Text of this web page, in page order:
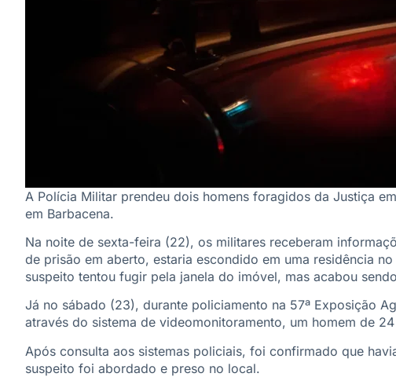
A Polícia Militar prendeu dois homens foragidos da Justiça
em Barbacena.
Na noite de sexta-feira (22), os militares receberam
de prisão em aberto, estaria escondido em uma residência
suspeito tentou fugir pela janela do imóvel, mas acabou
Já no sábado (23), durante policiamento na 57ª Exposição
através do sistema de videomonitoramento, um homem de
Após consulta aos sistemas policiais, foi confirmado que
suspeito foi abordado e preso no local.